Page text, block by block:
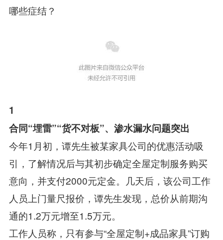
哪些症结？
1
合同“埋雷”“货不对板”、渗水漏水问题突出
今年1月初，谭先生被某家具公司的优惠活动吸
引，了解情况后与其初步确定全屋定制服务购买
意向，并支付2000元定金。几天后，该公司工作
人员上门量尺报价，谭先生发现，总价从前期沟
通的1.2万元增至1.5万元。
工作人员称，只有参与“全屋定制+成品家具”订购